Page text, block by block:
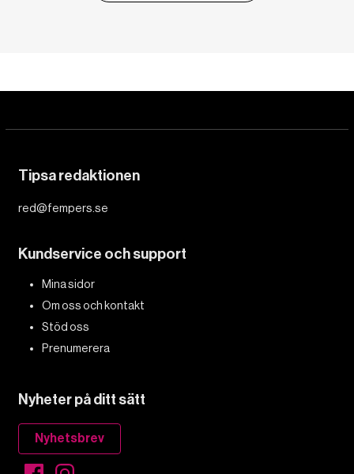
Tipsa redaktionen
red@fempers.se
Kundservice och support
Mina sidor
Om oss och kontakt
Stöd oss
Prenumerera
Nyheter på ditt sätt
Nyhetsbrev